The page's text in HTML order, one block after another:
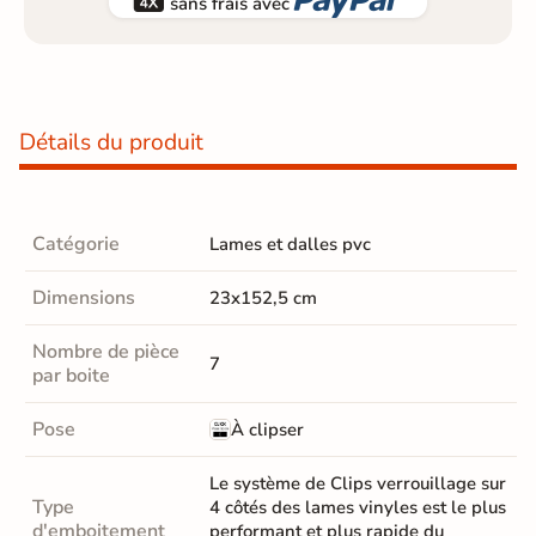
Détails du produit
Catégorie Lames et dalles pvc
Dimensions 23x152,5 cm
Nombre de pièce
par boite
7
Pose À clipser
Type
Le système de Clips verrouillage sur
4 côtés des lames vinyles est le plus